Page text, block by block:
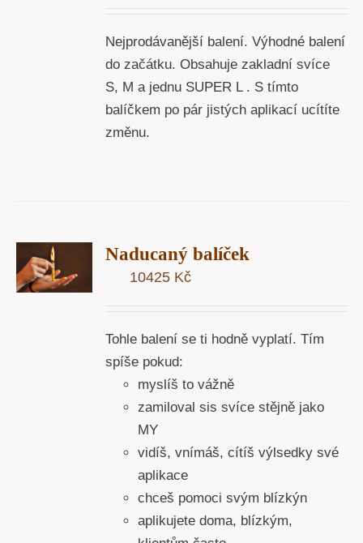
Nejprodávanější balení. Výhodné balení
do začátku. Obsahuje zakladní svíce
S, M a jednu SUPER L . S tímto
balíčkem po pár jistých aplikací ucítíte
změnu.
Naducaný balíček
10425 Kč
Tohle balení se ti hodně vyplatí. Tím
spíše pokud:
myslíš to vážně
zamiloval sis svíce stějně jako
MY
vidíš, vnímáš, cítíš výlsedky své
aplikace
chceš pomoci svým blízkýn
aplikujete doma, blízkým,